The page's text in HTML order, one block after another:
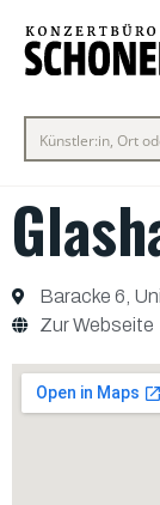
Baracke 6,
Zur Webseite